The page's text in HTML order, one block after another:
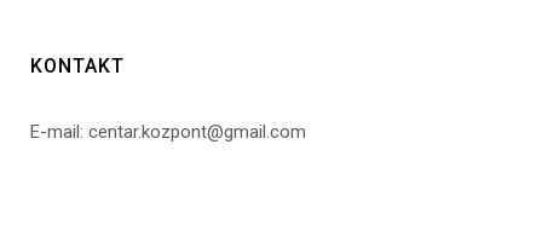
KONTAKT
E-mail: centar.kozpont@gmail.com